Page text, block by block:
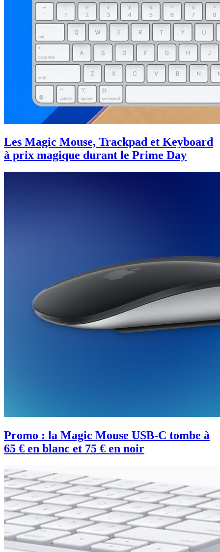
Les Magic Mouse, Trackpad et Keyboard
à prix magique durant le Prime Day
Promo : la Magic Mouse USB-C tombe à
65 € en blanc et 75 € en noir